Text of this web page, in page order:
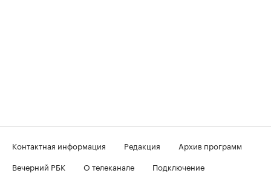
Контактная информация Редакция
Архив программ
Вечерний РБК
О телеканале
Подключение